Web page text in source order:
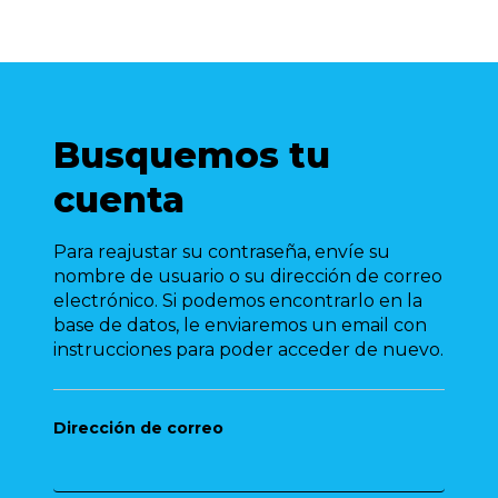
Busquemos tu
cuenta
Para reajustar su contraseña, envíe su
nombre de usuario o su dirección de correo
electrónico. Si podemos encontrarlo en la
base de datos, le enviaremos un email con
instrucciones para poder acceder de nuevo.
Dirección de correo